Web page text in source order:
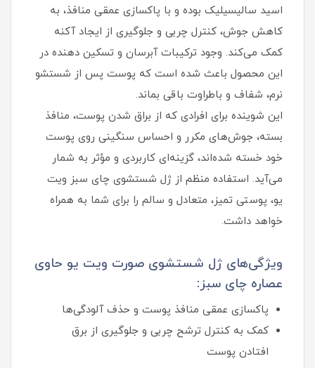
اسید سالیسیلیک بوده و با پاکسازی عمقی منافذ، به
کاهش جوش، کنترل چربی و جلوگیری از ایجاد آکنه
کمک می‌کند. وجود ترکیبات آبرسان و تسکین دهنده در
این محصول باعث شده است که پوست پس از شستشو
نرم، شفاف و باطراوت باقی بماند.
این شوینده برای افرادی که از براق شدن پوست، منافذ
بسته، جوش‌های مکرر و احساس سنگینی روی پوست
خود خسته شده‌اند، گزینه‌ای کاربردی و مؤثر به شمار
می‌آید. استفاده منظم از ژل شستشوی چای سبز ویت
یو، پوستی تمیز، متعادل و سالم را برای شما به همراه
خواهد داشت.
ویژگی‌های ژل شستشوی صورت ویت یو حاوی
عصاره چای سبز:
پاکسازی عمقی منافذ پوست و حذف آلودگی‌ها
کمک به کنترل ترشح چربی و جلوگیری از برق
افتادن پوست